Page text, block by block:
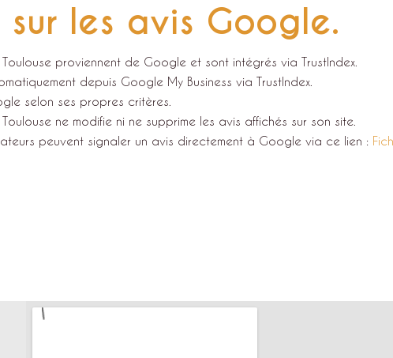
les avis Google.
Toulouse proviennent de Google et sont intégrés via TrustIndex.
depuis Google My Business via TrustIndex.
selon ses propres critères.
Toulouse ne modifie ni ne supprime les avis affichés sur son site.
peuvent signaler un avis directement à Google via ce lien :